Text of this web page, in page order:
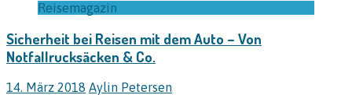
Reisemagazin
Sicherheit bei Reisen mit dem Auto – Von
Notfallrucksäcken & Co.
14. März 2018 Aylin Petersen